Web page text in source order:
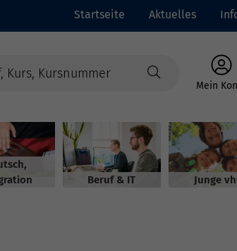
Startseite Aktuelles
Mein
Beruf & IT Junge